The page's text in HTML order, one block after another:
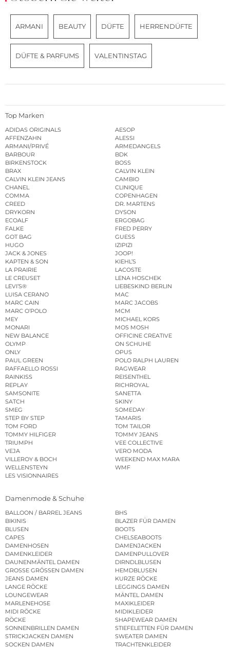
ARMANI BEAUTY DÜFTE HERRENDÜFTE
DÜFTE & PARFUMS VALENTINSTAG
Top Marken
ADIDAS ORIGINALS
AESOP
AFFENZAHN
ALESSI
ARMANI/PRIVÉ
ARMEDANGELS
BARBOUR
BDK
BIRKENSTOCK
BOSS
BRAX
CALVIN KLEIN
CALVIN KLEIN JEANS
CAMBIO
CHANEL
CLINIQUE
COMMA
COPENHAGEN
CREED
DR. MARTENS
DRYKORN
DYSON
ECOALF
ERGOBAG
FALKE
FRED PERRY
GOT BAG
GUESS
HUGO
IZIPIZI
JACK & JONES
JOOP!
KAPTEN & SON
KIEHL’S
LA PRAIRIE
LACOSTE
LE CREUSET
LENA HOSCHEK
LEVI’S®
LIEBESKIND BERLIN
LUISA CERANO
MAC
MARC CAIN
MARC JACOBS
MARC O’POLO
MCM
MEY
MICHAEL KORS
MONARI
MOS MOSH
NEW BALANCE
OFFICINE CREATIVE
OLYMP
ON SCHUHE
ONLY
OPUS
PAUL GREEN
POLO RALPH LAUREN
RAFFAELLO ROSSI
RAGWEAR
RAINKISS
REISENTHEL
REPLAY
RICHROYAL
SAMSONITE
SANETTA
SATCH
SKINY
SMEG
SOMEDAY
STEP BY STEP
TAMARIS
TOM FORD
TOM TAILOR
TOMMY HILFIGER
TOMMY JEANS
TRIUMPH
VEE COLLECTIVE
VEJA
VERO MODA
VILLEROY & BOCH
WEEKEND MAX MARA
WELLENSTEYN
WMF
LES VISIONNAIRES
Damenmode & Schuhe
BALLOON / BARREL JEANS
BHS
BIKINIS
BLAZER FÜR DAMEN
BLUSEN
BOOTS
CAPES
CHELSEABOOTS
DAMENHOSEN
DAMENJACKEN
DAMENKLEIDER
DAMENPULLOVER
DAUNENMÄNTEL DAMEN
DIRNDLBLUSEN
GROSSE GRÖSSEN DAMEN
HEMDBLUSEN
JEANS DAMEN
KURZE RÖCKE
LANGE RÖCKE
LEGGINGS DAMEN
LOUNGEWEAR
MÄNTEL DAMEN
MARLENEHOSE
MAXIKLEIDER
MIDI RÖCKE
MIDIKLEIDER
RÖCKE
SHAPEWEAR DAMEN
SONNENBRILLEN DAMEN
STIEFELETTEN FÜR DAMEN
STRICKJACKEN DAMEN
SWEATER DAMEN
SOCKEN DAMEN
TRACHTENKLEIDER